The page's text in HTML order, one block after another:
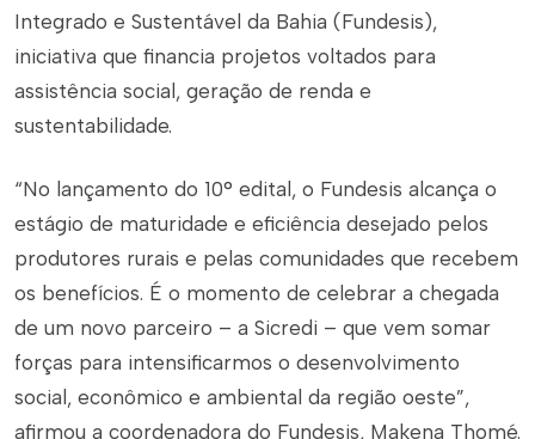
Integrado e Sustentável da Bahia (Fundesis),
iniciativa que financia projetos voltados para
assistência social, geração de renda e
sustentabilidade.
“No lançamento do 10° edital, o Fundesis alcança o
estágio de maturidade e eficiência desejado pelos
produtores rurais e pelas comunidades que recebem
os benefícios. É o momento de celebrar a chegada
de um novo parceiro – a Sicredi – que vem somar
forças para intensificarmos o desenvolvimento
social, econômico e ambiental da região oeste”,
afirmou a coordenadora do Fundesis, Makena Thomé.